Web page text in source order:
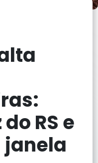
RS e
janela